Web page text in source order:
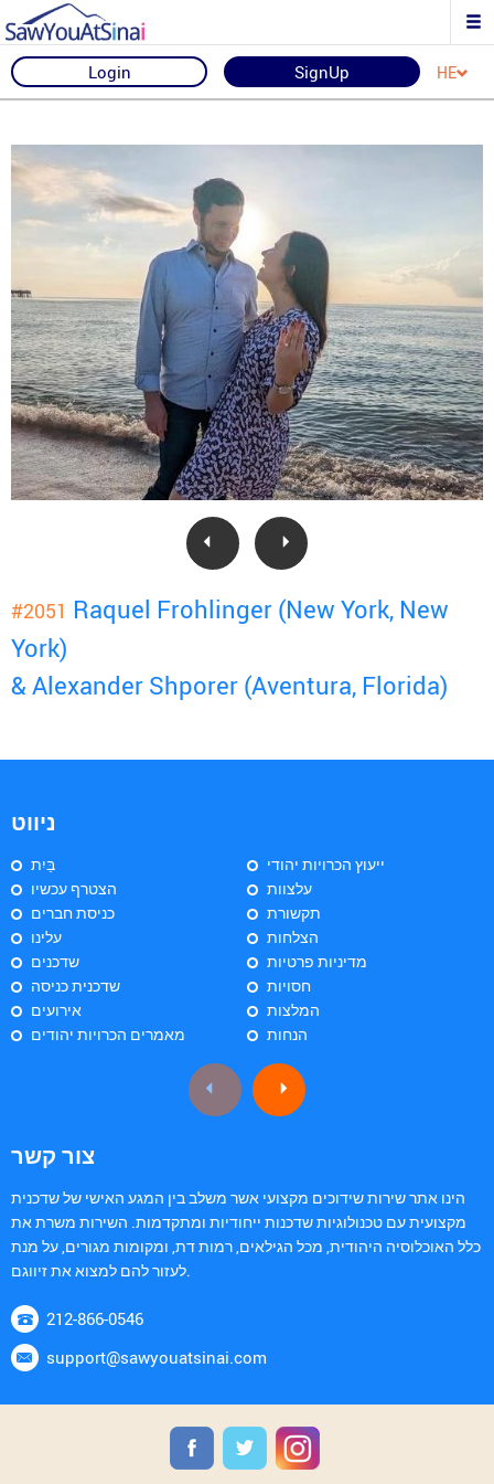
Login SignUp HE
#2051 Raquel Frohlinger (New York, New
York)
& Alexander Shporer (Aventura, Florida)
ניווט
בַּיִת
הצטרף עכשיו
כניסת חברים
עלינו
שדכנים
שדכנית כניסה
אירועים
מאמרים הכרויות יהודים
ייעוץ הכרויות יהודי
עלצוות
תקשורת
הצלחות
מדיניות פרטיות
חסויות
המלצות
הנחות
צור קשר
הינו אתר שירות שידוכים מקצועי אשר משלב בין המגע האישי של שדכנית
מקצועית עם טכנולוגיות שדכנות ייחודיות ומתקדמות. השירות משרת את
כלל האוכלוסיה היהודית, מכל הגילאים, רמות דת, ומקומות מגורים, על מנת
212-866-0546
support@sawyouatsinai.com